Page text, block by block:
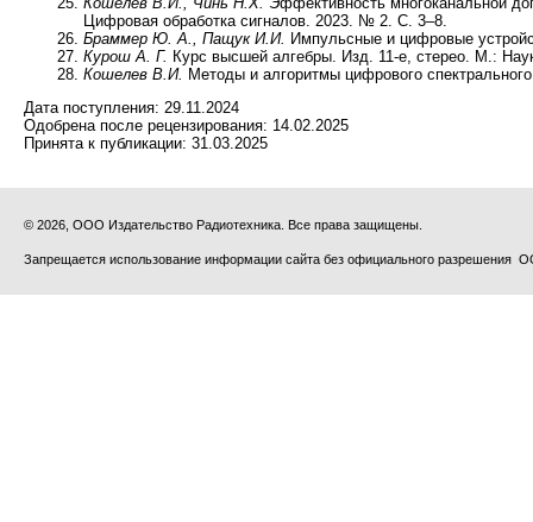
Цифровая обработка сигналов. 2023. № 2. С. 3–8.
Браммер Ю. А., Пащук И.И. Импульсные и цифровые
Курош А. Г. Курс высшей алгебры. Изд. 11-е, стерео. М.:
Кошелев В.И. Методы и алгоритмы цифрового
Дата поступления: 29.11.2024
Одобрена после рецензирования: 14.02.2025
Принята к публикации: 31.03.2025
© 2026, ООО Издательство Радиотехника. Все права защищены.
Запрещается использование информации сайта без официального разрешения